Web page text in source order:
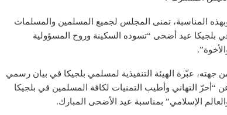
المناسبة، تمنى المجلس لجميع المسلمين والمسلمات
بلجيكا عيد أضحى “تسوده السكينة وروح المسؤولية
جهته، عبّرة الهيئة التنفيذية لمسلمي بلجيكا في بيان رسمي
“أحرّ التهاني وأطيب التمنيات لكافة المسلمين في بلجيكا
الإسلامي” بمناسبة عيد الأضحى المبارك.